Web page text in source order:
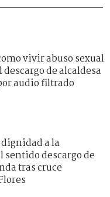
vivir abuso sexual
de alcaldesa
audio filtrado
a la
sentido descargo de
tras cruce